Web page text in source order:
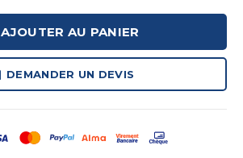
AJOUTER AU PANIER
DEMANDER UN DEVIS